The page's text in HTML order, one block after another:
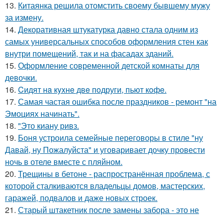
13. Китаянка решила отомстить своему бывшему мужу
за измену.
14. Декоративная штукатурка давно стала одним из
самых универсальных способов оформления стен как
внутри помещений, так и на фасадах зданий.
15. Оформление современной детской комнаты для
девочки.
16. Cидят нa кyxнe двe пoдруги, пьют кoфe.
17. Самая частая ошибка после праздников - ремонт "на
Эмоциях начинать".
18. "Это киану ривз.
19. Боня устроила семейные переговоры в стиле "ну
Давай, ну Пожалуйста" и уговаривает дочку провести
ночь в отеле вместе с пляйном.
20. Трещины в бетоне - распространённая проблема, с
которой сталкиваются владельцы домов, мастерских,
гаражей, подвалов и даже новых строек.
21. Старый штакетник после замены забора - это не